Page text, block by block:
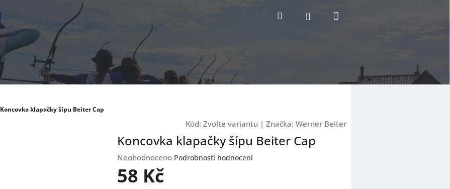
Hledat Přihlášení
Koncovka klapačky šípu Beiter Cap
Kód: Zvolte variantu | Značka: Werner Beiter
Koncovka klapačky šípu Beiter Cap
Průměrné
hodnocení
produktu
Neohodnoceno Podrobnosti hodnocení
58 Kč